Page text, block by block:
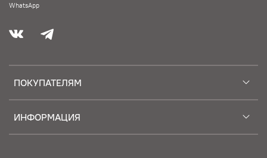
ПОКУПАТЕЛЯМ
ИНФОРМАЦИЯ
WhatsApp